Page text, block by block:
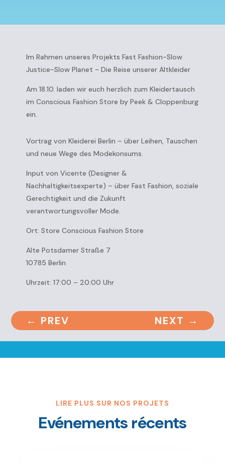
Im Rahmen unseres Projekts Fast Fashion-Slow
Justice-Slow Planet - Die Reise unserer Altkleider
Am 18.10. laden wir euch herzlich zum Kleidertausch
im Conscious Fashion Store by Peek & Cloppenburg
ein.
Vortrag von Kleiderei Berlin – über Leihen, Tauschen
und neue Wege des Modekonsums.
Input von Vicente (Designer &
Nachhaltigkeitsexperte) – über Fast Fashion, soziale
Gerechtigkeit und die Zukunft
verantwortungsvoller Mode.
Ort: Store Conscious Fashion Store
Alte Potsdamer Straße 7
10785 Berlin
Uhrzeit: 17:00 – 20:00 Uhr
← PREV NEXT →
LIRE PLUS SUR NOS PROJETS
Evénements récents